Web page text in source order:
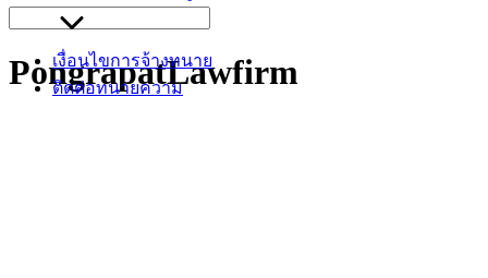
เงื่อนไขการจ้างทนาย
ติดต่อทนายความ
for:
PongrapatLawfirm